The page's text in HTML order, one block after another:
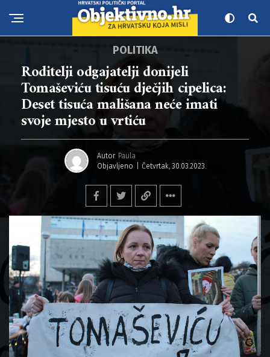
POLITIKA
Roditelji odgajatelji donijeli
Tomaševiću tisuću dječjih cipelica:
Deset tisuća mališana neće imati
svoje mjesto u vrtiću
Autor Paula
Objavljeno
Četvrtak, 30.03.2023.